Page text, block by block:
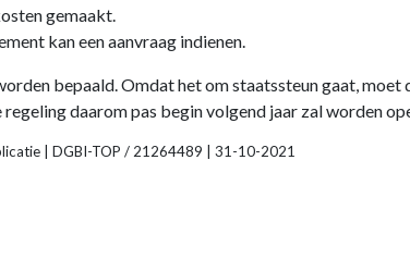
gemaakt.
kan een aanvraag indienen.
bepaald. Omdat het om staatssteun gaat, moet
daarom pas begin volgend jaar zal worden
| DGBI-TOP / 21264489 | 31-10-2021